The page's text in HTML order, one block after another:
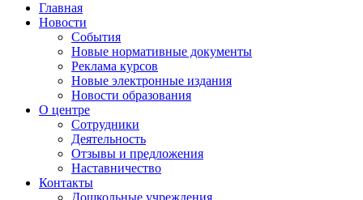
Главная
Новости
События
Новые нормативные документы
Реклама курсов
Новые электронные издания
Новости образования
О центре
Сотрудники
Деятельность
Отзывы и предложения
Наставничество
Контакты
Дошкольные учреждения